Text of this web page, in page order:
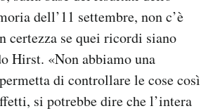
dell’11 settembre, non c’è
certezza se quei ricordi siano
Hirst. «Non abbiamo una
di controllare le cose così
si potrebbe dire che l’intera